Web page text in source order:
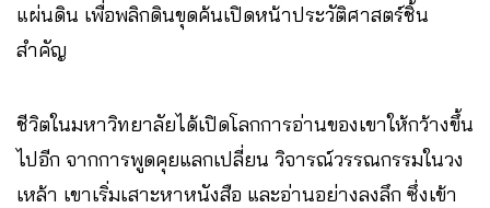
แผ่นดิน เพื่อพลิกดินขุดค้นเปิดหน้าประวัติศาสตร์ชิ้น
สำคัญ
ชีวิตในมหาวิทยาลัยได้เปิดโลกการอ่านของเขาให้กว้างขึ้น
ไปอีก จากการพูดคุยแลกเปลี่ยน วิจารณ์วรรณกรรมในวง
เหล้า เขาเริ่มเสาะหาหนังสือ และอ่านอย่างลงลึก ซึ่งเข้า